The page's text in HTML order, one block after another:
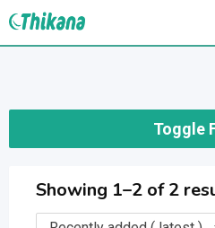
Skip
Toggle
Showing 1–2 of 2